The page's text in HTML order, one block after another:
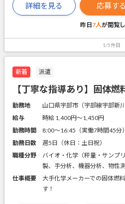
詳細を見る 応募する
昨日7人が閲覧
1/5件目
新着 派遣
【丁寧な指導あり】固体
勤務地
山口県宇部市（宇部線宇部新
給与
時給 1,400円〜1,450円
勤務時間
8:00～16:45（実働7時間45分）
勤務日数
週5日（休日：土日祝）
職種分野
バイオ・化学（秤量・サンプ
製、手分析、機器分析、物性測
仕事概要
大手化学メーカーでの固体燃
す！